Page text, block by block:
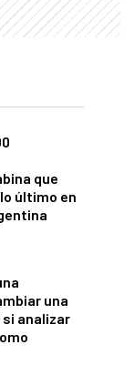
que
último en
una
analizar